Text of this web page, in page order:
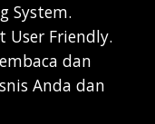
System.
User Friendly.
dan
Anda dan